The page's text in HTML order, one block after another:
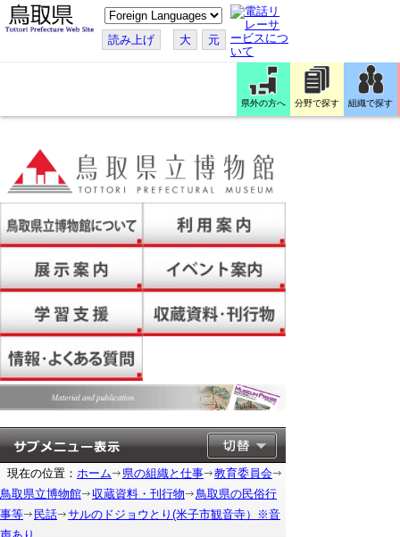
こ
の
ペ
ー
す
読み上げ 大 元
県外の方へ 分野で探す 組織で探す
現在の位置： ホーム 県の組織と仕事
教育委員会
鳥取県立博物館
収蔵資料・刊行物
鳥取県の民俗行
事等
民話
サルのドジョウとり(米子市観音寺）※音